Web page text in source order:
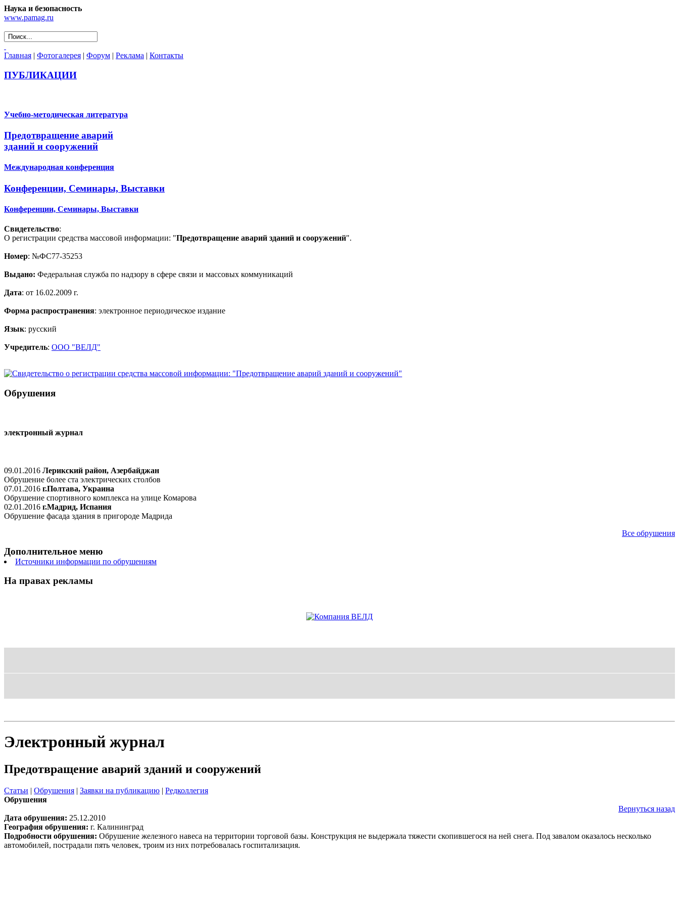
Наука и безопасность
www.pamag.ru
Главная | Фотогалерея | Форум | Реклама | Контакты
ПУБЛИКАЦИИ
Учебно-методическая литература
Предотвращение аварий
зданий и сооружений
Международная конференция
Конференции, Семинары, Выставки
Конференции, Семинары, Выставки
Свидетельство:
О регистрации средства массовой информации: "Предотвращение аварий зданий и сооружений".
Номер: №ФС77-35253
Выдано: Федеральная служба по надзору в сфере связи и массовых коммуникаций
Дата: от 16.02.2009 г.
Форма распространения: электронное периодическое издание
Язык: русский
Учредитель: ООО "ВЕЛД"
Обрушения
электронный журнал
09.01.2016 Лерикский район, Азербайджан
Обрушение более ста электрических столбов
07.01.2016 г.Полтава, Украина
Обрушение спортивного комплекса на улице Комарова
02.01.2016 г.Мадрид, Испания
Обрушение фасада здания в пригороде Мадрида
Все обрушения
Дополнительное меню
Источники информации по обрушениям
На правах рекламы
Электронный журнал
Предотвращение аварий зданий и сооружений
Статьи | Обрушения | Заявки на публикацию | Редколлегия
Обрушения
Вернуться назад
Дата обрушения: 25.12.2010
География обрушения: г. Калининград
Подробности обрушения: Обрушение железного навеса на территории торговой базы. Конструкция не выдержала тяжести скопившегося на ней снега. Под завалом оказалось несколько
автомобилей, пострадали пять человек, троим из них потребовалась госпитализация.